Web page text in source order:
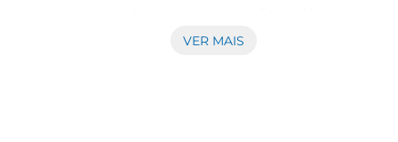
desenvolvida especialmente para proporcionar
VER MAIS